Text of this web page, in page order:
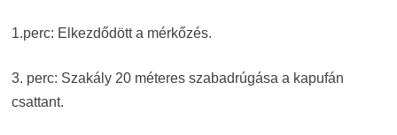
1.perc: Elkezdődött a mérkőzés.
3. perc: Szakály 20 méteres szabadrúgása a kapufán
csattant.